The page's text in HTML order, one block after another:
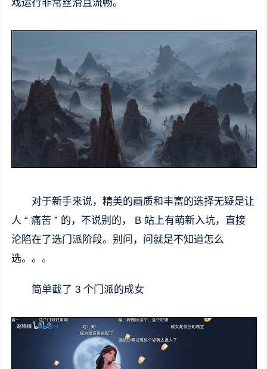
戏运行非常丝滑且流畅。
对于新手来说，精美的画质和丰富的选择无疑是让
人 “ 痛苦 ” 的，不说别的， B 站上有萌新入坑，直接
沦陷在了选门派阶段。别问，问就是不知道怎么
选。。。
简单截了 3 个门派的成女